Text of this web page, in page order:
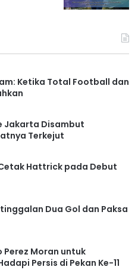
Ketika Total Football dan
Jakarta Disambut
Terkejut
Hattrick pada Debut
Dua Gol dan Paksa
Moran untuk
Persis di Pekan Ke-11